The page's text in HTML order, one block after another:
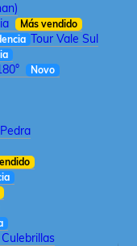
Más vendido
Tour Vale Sul
Novo